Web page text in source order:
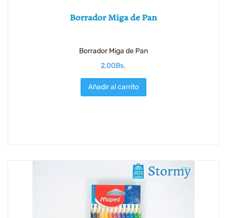
Borrador Miga de Pan
2,00Bs.
Añadir al carrito